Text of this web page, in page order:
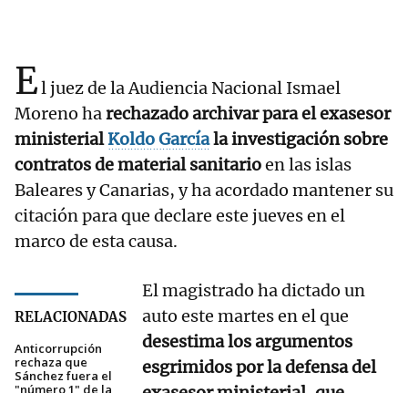
El juez de la Audiencia Nacional Ismael
Moreno harechazado archivar para el exasesor
ministerialKoldo Garcíala investigación sobre
contratos de material sanitarioen las islas
Baleares y Canarias, y ha acordado mantener su
citación para que declare este jueves en el
marco de esta causa.
RELACIONADAS
Anticorrupción
rechaza que
Sánchez fuera el
El magistrado ha dictado un
auto este martes en el que
desestima los argumentos
esgrimidos por la defensa del